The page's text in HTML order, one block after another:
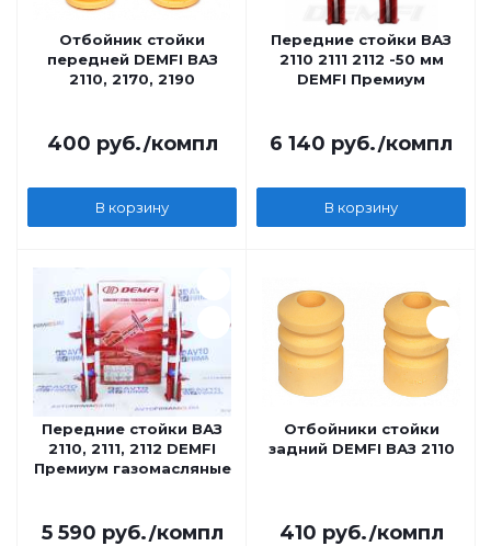
Отбойник стойки
передней DEMFI ВАЗ
2110, 2170, 2190
400 руб./компл
В корзину
Передние стойки ВАЗ
2110 2111 2112 -50 мм
DEMFI Премиум
6 140 руб./компл
В корзину
Передние стойки ВАЗ
2110, 2111, 2112 DEMFI
Премиум газомасляные
5 590 руб./компл
Отбойники стойки
задний DEMFI ВАЗ 2110
410 руб./компл